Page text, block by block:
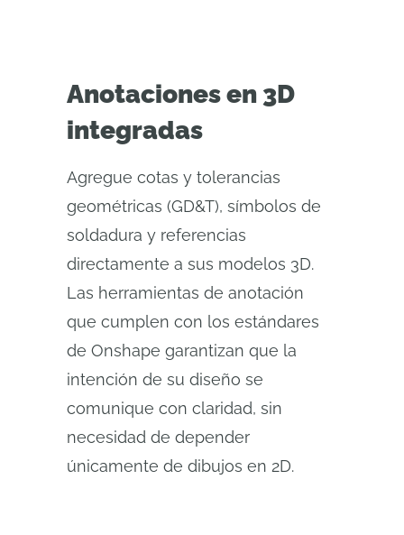
Anotaciones en 3D
integradas
Agregue cotas y tolerancias
geométricas (GD&T), símbolos de
soldadura y referencias
directamente a sus modelos 3D.
Las herramientas de anotación
que cumplen con los estándares
de Onshape garantizan que la
intención de su diseño se
comunique con claridad, sin
necesidad de depender
únicamente de dibujos en 2D.